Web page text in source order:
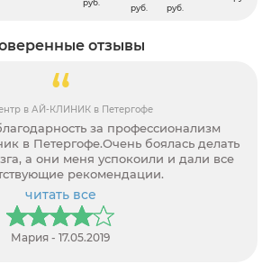
руб.
руб.
руб.
отзывы
в АЙ-КЛИНИК в Петергофе
за профессионализм
в Петергофе.Очень боялась делать
а они меня успокоили и дали все
рекомендации.
читать все
Мария - 17.05.2019